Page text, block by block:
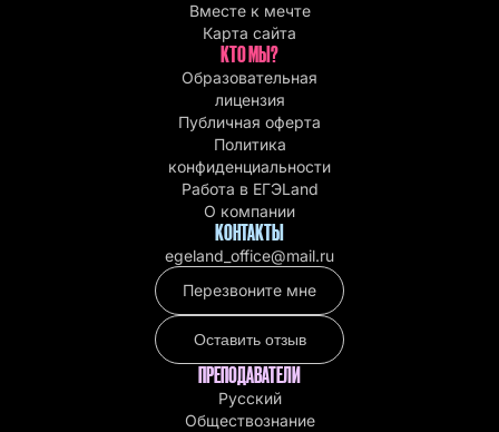
Вместе к мечте
Карта сайта
КТО МЫ?
Образовательная
лицензия
Публичная оферта
Политика
конфиденциальности
Работа в EГЭLand
О компании
КОНТАКТЫ
egeland_office@mail.ru
Перезвоните мне
Оставить отзыв
ПРЕПОДАВАТЕЛИ
Русский
Обществознание